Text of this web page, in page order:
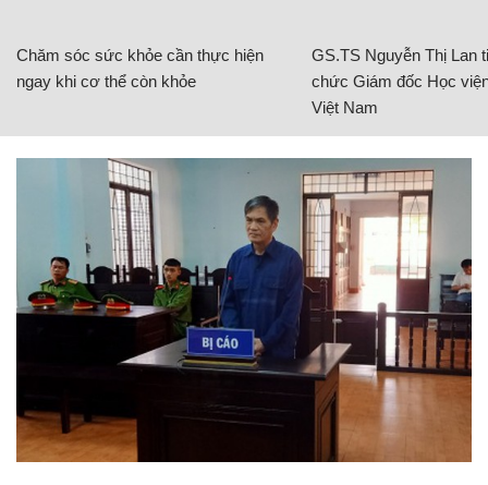
Chăm sóc sức khỏe cần thực hiện
ngay khi cơ thể còn khỏe
GS.TS Nguyễn Thị Lan
chức Giám đốc Học
Việt Nam